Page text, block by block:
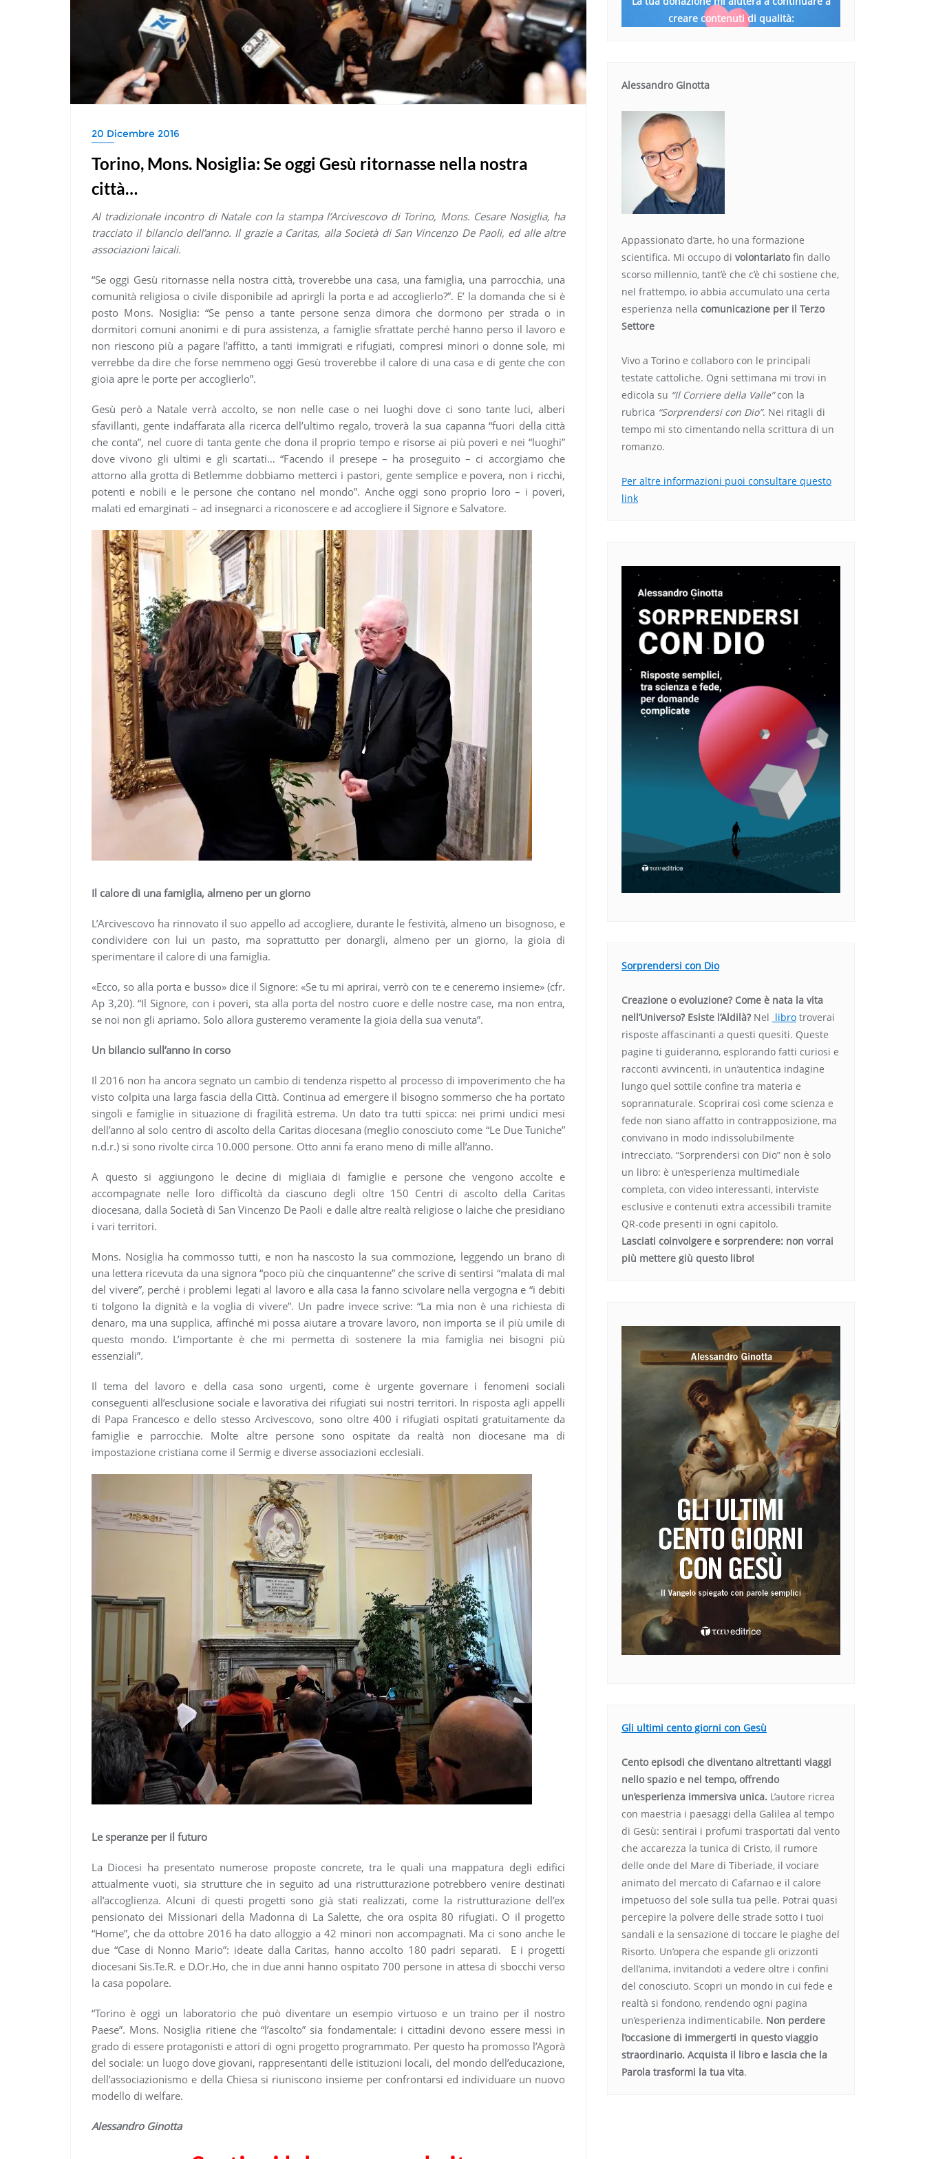
20 Dicembre 2016
Torino, Mons. Nosiglia: Se oggi Gesù ritornasse nella nostra
città…
Al tradizionale incontro di Natale con la stampa l’Arcivescovo di Torino, Mons. Cesare Nosiglia, ha
tracciato il bilancio dell’anno. Il grazie a Caritas, alla Società di San Vincenzo De Paoli, ed alle altre
associazioni laicali.
“Se oggi Gesù ritornasse nella nostra città, troverebbe una casa, una famiglia, una parrocchia, una
comunità religiosa o civile disponibile ad aprirgli la porta e ad accoglierlo?”. E’ la domanda che si è
posto Mons. Nosiglia: “Se penso a tante persone senza dimora che dormono per strada o in
dormitori comuni anonimi e di pura assistenza, a famiglie sfrattate perché hanno perso il lavoro e
non riescono più a pagare l’affitto, a tanti immigrati e rifugiati, compresi minori o donne sole, mi
verrebbe da dire che forse nemmeno oggi Gesù troverebbe il calore di una casa e di gente che con
gioia apre le porte per accoglierlo”.
Gesù però a Natale verrà accolto, se non nelle case o nei luoghi dove ci sono tante luci, alberi
sfavillanti, gente indaffarata alla ricerca dell’ultimo regalo, troverà la sua capanna “fuori della città
che conta”, nel cuore di tanta gente che dona il proprio tempo e risorse ai più poveri e nei “luoghi”
dove vivono gli ultimi e gli scartati… “Facendo il presepe – ha proseguito – ci accorgiamo che
attorno alla grotta di Betlemme dobbiamo metterci i pastori, gente semplice e povera, non i ricchi,
potenti e nobili e le persone che contano nel mondo”. Anche oggi sono proprio loro – i poveri,
malati ed emarginati – ad insegnarci a riconoscere e ad accogliere il Signore e Salvatore.
Il calore di una famiglia, almeno per un giorno
L’Arcivescovo ha rinnovato il suo appello ad accogliere, durante le festività, almeno un bisognoso, e
condividere con lui un pasto, ma soprattutto per donargli, almeno per un giorno, la gioia di
sperimentare il calore di una famiglia.
«Ecco, so alla porta e busso» dice il Signore: «Se tu mi aprirai, verrò con te e ceneremo insieme» (cfr.
Ap 3,20). “Il Signore, con i poveri, sta alla porta del nostro cuore e delle nostre case, ma non entra,
se noi non gli apriamo. Solo allora gusteremo veramente la gioia della sua venuta”.
Un bilancio sull’anno in corso
Il 2016 non ha ancora segnato un cambio di tendenza rispetto al processo di impoverimento che ha
visto colpita una larga fascia della Città. Continua ad emergere il bisogno sommerso che ha portato
singoli e famiglie in situazione di fragilità estrema. Un dato tra tutti spicca: nei primi undici mesi
dell’anno al solo centro di ascolto della Caritas diocesana (meglio conosciuto come “Le Due Tuniche”
n.d.r.) si sono rivolte circa 10.000 persone. Otto anni fa erano meno di mille all’anno.
A questo si aggiungono le decine di migliaia di famiglie e persone che vengono accolte e
accompagnate nelle loro difficoltà da ciascuno degli oltre 150 Centri di ascolto della Caritas
diocesana, dalla Società di San Vincenzo De Paoli e dalle altre realtà religiose o laiche che presidiano
i vari territori.
Mons. Nosiglia ha commosso tutti, e non ha nascosto la sua commozione, leggendo un brano di
una lettera ricevuta da una signora “poco più che cinquantenne” che scrive di sentirsi “malata di mal
del vivere”, perché i problemi legati al lavoro e alla casa la fanno scivolare nella vergogna e “i debiti
ti tolgono la dignità e la voglia di vivere”. Un padre invece scrive: “La mia non è una richiesta di
denaro, ma una supplica, affinché mi possa aiutare a trovare lavoro, non importa se il più umile di
questo mondo. L’importante è che mi permetta di sostenere la mia famiglia nei bisogni più
essenziali”.
Il tema del lavoro e della casa sono urgenti, come è urgente governare i fenomeni sociali
conseguenti all’esclusione sociale e lavorativa dei rifugiati sui nostri territori. In risposta agli appelli
di Papa Francesco e dello stesso Arcivescovo, sono oltre 400 i rifugiati ospitati gratuitamente da
famiglie e parrocchie. Molte altre persone sono ospitate da realtà non diocesane ma di
impostazione cristiana come il Sermig e diverse associazioni ecclesiali.
Le speranze per il futuro
La Diocesi ha presentato numerose proposte concrete, tra le quali una mappatura degli edifici
attualmente vuoti, sia strutture che in seguito ad una ristrutturazione potrebbero venire destinati
all’accoglienza. Alcuni di questi progetti sono già stati realizzati, come la ristrutturazione dell’ex
pensionato dei Missionari della Madonna di La Salette, che ora ospita 80 rifugiati. O il progetto
“Home”, che da ottobre 2016 ha dato alloggio a 42 minori non accompagnati. Ma ci sono anche le
due “Case di Nonno Mario”: ideate dalla Caritas, hanno accolto 180 padri separati. E i progetti
diocesani Sis.Te.R. e D.Or.Ho, che in due anni hanno ospitato 700 persone in attesa di sbocchi verso
la casa popolare.
“Torino è oggi un laboratorio che può diventare un esempio virtuoso e un traino per il nostro
Paese”. Mons. Nosiglia ritiene che “l’ascolto” sia fondamentale: i cittadini devono essere messi in
grado di essere protagonisti e attori di ogni progetto programmato. Per questo ha promosso l’Agorà
del sociale: un luogo dove giovani, rappresentanti delle istituzioni locali, del mondo dell’educazione,
dell’associazionismo e della Chiesa si riuniscono insieme per confrontarsi ed individuare un nuovo
modello di welfare.
Alessandro Ginotta
creare contenuti di qualità:
Alessandro Ginotta
Appassionato d’arte, ho una formazione
scientifica. Mi occupo di volontariatofin dallo
scorso millennio, tant’è che c’è chi sostiene che,
nel frattempo, io abbia accumulato una certa
esperienza nella comunicazione per il Terzo
Settore
Vivo a Torino e collaboro con le principali
testate cattoliche. Ogni settimana mi trovi in
edicola su “Il Corriere della Valle”con la
rubrica “Sorprendersi con Dio”. Nei ritagli di
tempo mi sto cimentando nella scrittura di un
romanzo.
Per altre informazioni puoi consultare questo
link
Sorprendersi con Dio
Creazione o evoluzione? Come è nata la vita
nell’Universo? Esiste l’Aldilà? Nel libro troverai
risposte affascinanti a questi quesiti. Queste
pagine ti guideranno, esplorando fatti curiosi e
racconti avvincenti, in un’autentica indagine
lungo quel sottile confine tra materia e
soprannaturale. Scoprirai così come scienza e
fede non siano affatto in contrapposizione, ma
convivano in modo indissolubilmente
intrecciato. “Sorprendersi con Dio” non è solo
un libro: è un’esperienza multimediale
completa, con video interessanti, interviste
esclusive e contenuti extra accessibili tramite
QR-code presenti in ogni capitolo.
Lasciati coinvolgere e sorprendere: non vorrai
più mettere giù questo libro!
Gli ultimi cento giorni con Gesù
Cento episodi che diventano altrettanti viaggi
nello spazio e nel tempo, offrendo
un’esperienza immersiva unica. L’autore ricrea
con maestria i paesaggi della Galilea al tempo
di Gesù: sentirai i profumi trasportati dal vento
che accarezza la tunica di Cristo, il rumore
delle onde del Mare di Tiberiade, il vociare
animato del mercato di Cafarnao e il calore
impetuoso del sole sulla tua pelle. Potrai quasi
percepire la polvere delle strade sotto i tuoi
sandali e la sensazione di toccare le piaghe del
Risorto. Un’opera che espande gli orizzonti
dell’anima, invitandoti a vedere oltre i confini
del conosciuto. Scopri un mondo in cui fede e
realtà si fondono, rendendo ogni pagina
un’esperienza indimenticabile. Non perdere
l’occasione di immergerti in questo viaggio
straordinario. Acquista il libro e lascia che la
Parola trasformi la tua vita.